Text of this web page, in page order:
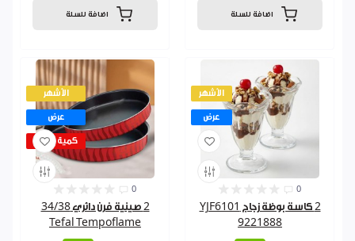
اضافة للسلة اضافة للسلة
الأشهر
عرض
كمية قليلة
0
2 صينية فرن دائري 34/38
Tefal Tempoflame
الأشهر
عرض
0
2 كاسة بوظة زجاج YJF6101
9221888